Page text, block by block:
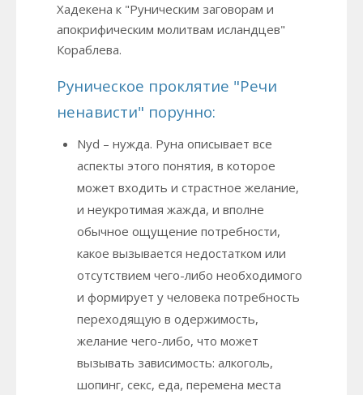
Хадекена к "Руническим заговорам и
апокрифическим молитвам исландцев"
Кораблева.
Руническое проклятие "Речи
ненависти" порунно:
Nyd – нужда. Руна описывает все
аспекты этого понятия, в которое
может входить и страстное желание,
и неукротимая жажда, и вполне
обычное ощущение потребности,
какое вызывается недостатком или
отсутствием чего-либо необходимого
и формирует у человека потребность
переходящую в одержимость,
желание чего-либо, что может
вызывать зависимость: алкоголь,
шопинг, секс, еда, перемена места